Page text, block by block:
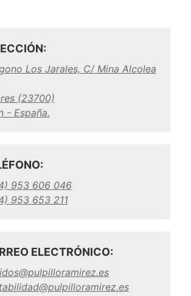
Los Jarales, C/ Mina Alcolea
(23700)
- España.
953 606 046
953 653 211
ELECTRÓNICO: